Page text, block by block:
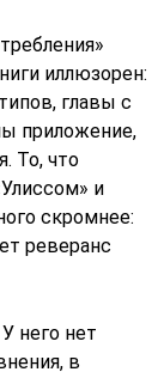
иллюзорен:
главы с
приложение,
То, что
и
скромнее:
реверанс
него нет
в